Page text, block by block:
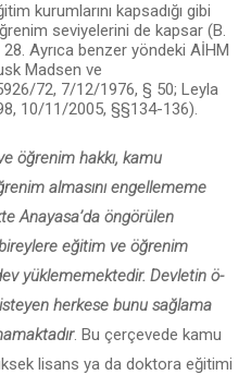
kurumlarını kapsadığı gibi
seviyelerini de kapsar (B.
Ayrıca benzer yöndeki AİHM
Madsen ve
72, 7/12/1976, § 50; Leyla
10/11/2005, §§134-136).
öğrenim hakkı, kamu
almasını engellememe
Anayasa’da öngörülen
eğitim ve öğrenim
yüklememektedir. Devletin ö­
herkese bunu sağlama
. Bu çerçevede kamu
lisans ya da doktora eğitimi